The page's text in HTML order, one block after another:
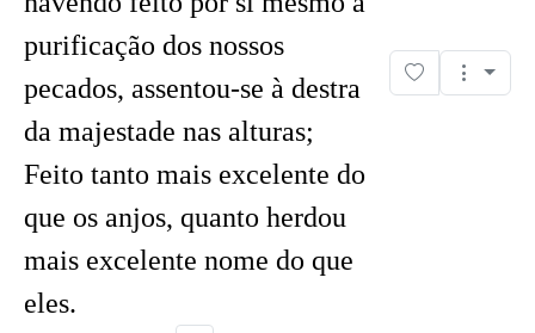
purificação dos nossos
pecados, assentou-se à destra
da majestade nas alturas;
Feito tanto mais excelente do
que os anjos, quanto herdou
mais excelente nome do que
eles.